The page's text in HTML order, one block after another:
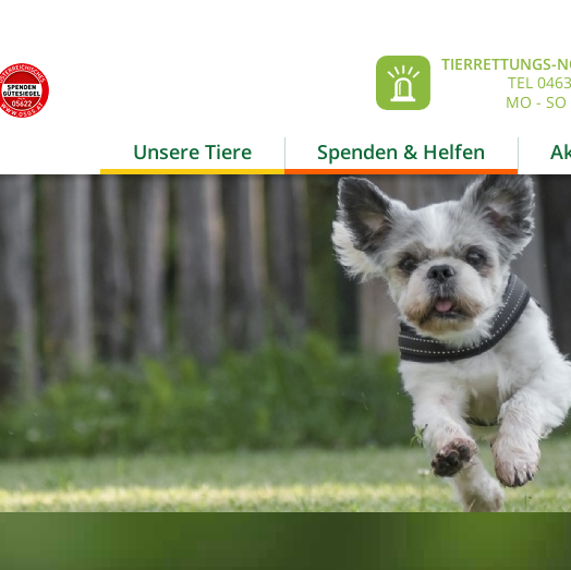
TIERRETTUNGS-
TEL
MO -
Unsere Tiere Spenden & Helfen